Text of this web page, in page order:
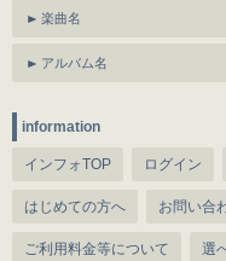
楽曲名
アルバム名
information
インフォTOP ログイン
はじめての方へ お問い合
ご利用料金等について 選